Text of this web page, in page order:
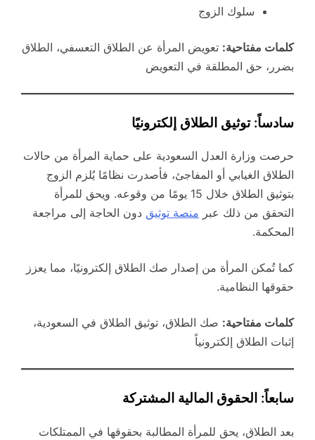
سلوك الزوج
كلمات مفتاحية: تعويض المرأة عن الطلاق التعسفي، الطلاق
بضرر، حق المطلقة في التعويض
سادساً: توثيق الطلاق إلكترونيًا
حرصت وزارة العدل السعودية على حماية المرأة من حالات
الطلاق الغيابي أو المفاجئ، فأصدرت نظامًا يُلزم الزوج
بتوثيق الطلاق خلال 15 يومًا من وقوعه. ويحق للمرأة
التحقق من ذلك عبر منصة توثيق دون الحاجة إلى مراجعة
المحكمة.
كما تُمكن المرأة من إصدار صك الطلاق إلكترونيًا، مما يعزز
حقوقها النظامية.
كلمات مفتاحية: صك الطلاق، توثيق الطلاق في السعودية،
إثبات الطلاق إلكترونياً
سابعاً: الحقوق المالية المشتركة
بعد الطلاق، يحق للمرأة المطالبة بحقوقها في الممتلكات